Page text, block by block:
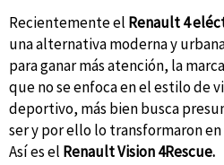
Recientemente el Renault 4
una alternativa moderna y
para ganar más atención, la
que no se enfoca en el estilo de
deportivo, más bien busca
ser y por ello lo transformaron
Así es el Renault Vision 4Rescue.